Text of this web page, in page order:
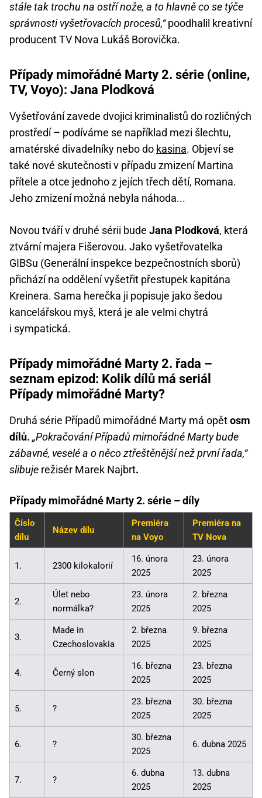
stále tak trochu na ostří nože, a to hlavně co se týče
správnosti vyšetřovacích procesů,“poodhalil kreativní
producent TV Nova Lukáš Borovička.
Případy mimořádné Marty 2. série (online,
TV, Voyo): Jana Plodková
Vyšetřování zavede dvojici kriminalistů do rozličných
prostředí – podíváme se například mezi šlechtu,
amatérské divadelníky nebo do kasina. Objeví se
také nové skutečnosti v případu zmizení Martina
přítele a otce jednoho z jejích třech dětí, Romana.
Jeho zmizení možná nebyla náhoda...
Novou tváří v druhé sérii bude Jana Plodková, která
ztvární majera Fišerovou. Jako vyšetřovatelka
GIBSu (Generální inspekce bezpečnostních sborů)
přichází na oddělení vyšetřit přestupek kapitána
Kreinera. Sama herečka ji popisuje jako šedou
kancelářskou myš, která je ale velmi chytrá
i sympatická.
Případy mimořádné Marty 2. řada –
seznam epizod: Kolik dílů má seriál
Případy mimořádné Marty?
Druhá série Případů mimořádné Marty má opětosm
dílů. „Pokračování Případů mimořádné Marty bude
zábavné, veselé a o něco ztřeštěnější než první řada,“
slibuje režisér Marek Najbrt.
Případy mimořádné Marty 2. série – díly
Číslo
dílu
Název dílu
Premiéra
na Voyo
Premiéra na
TV Nova
1. 2300 kilokalorií
16. února
2025
23. února
2025
2.
Úlet nebo
normálka?
23. února
2025
2. března
2025
3.
Made in
Czechoslovakia
2. března
2025
9. března
2025
4. Černý slon
16. března
2025
23. března
2025
5. ?
23. března
2025
30. března
2025
6. ?
30. března
2025
6. dubna 2025
7. ?
6. dubna
2025
13. dubna
2025